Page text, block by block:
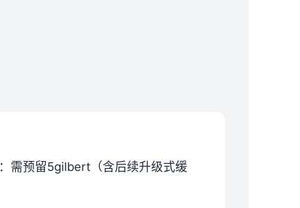
​：需预留5gilbert（含后续升级式缓